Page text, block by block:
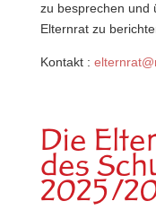
zu besprechen und
Elternrat zu
Kontakt :
Die
des
2025/